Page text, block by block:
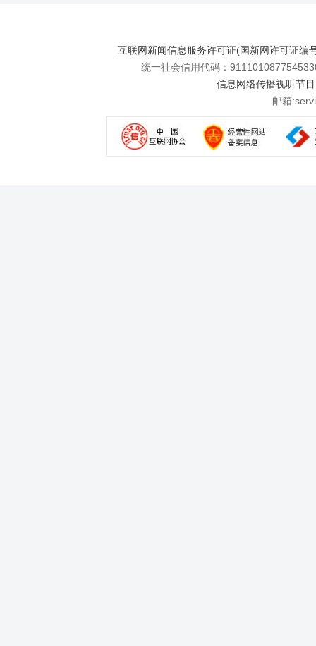
互联网新闻信息服务许可证(国新网许可证编
统一社会信用代码：
信息网络传播视听节
邮箱